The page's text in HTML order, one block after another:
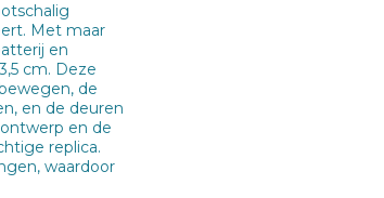
Met maar
en
cm. Deze
de
en de deuren
en de
replica.
waardoor